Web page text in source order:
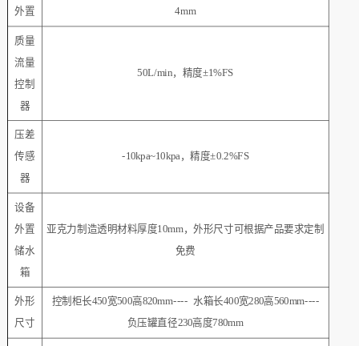
外置
4mm
质量
流量
控制
器
50L/min，精度±1%FS
压差
传感
器
-10kpa~10kpa，精度±0.2%FS
设备
外置
储水
箱
亚克力制造透明材料厚度10mm，外形尺寸可根据产品要求定制
免费
外形
尺寸
控制柜长450宽500高820mm---- 水箱长400宽280高560mm----
负压罐直径230高度780mm